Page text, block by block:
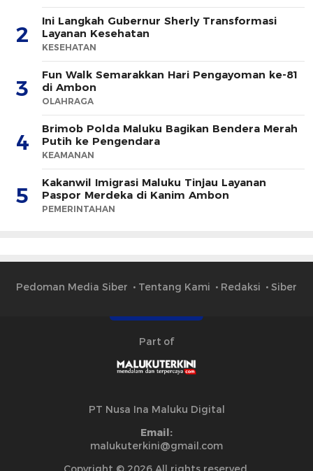
2
Ini Langkah Gubernur Sherly Transformasi
Layanan Kesehatan
KESEHATAN
3
Fun Walk Semarakkan Hari Pengayoman ke-81
di Ambon
OLAHRAGA
4
Brimob Polda Maluku Bagikan Bendera Merah
Putih ke Pengendara
KEAMANAN
5
Kakanwil Imigrasi Maluku Tinjau Layanan
Paspor Merdeka di Kanim Ambon
PEMERINTAHAN
Pedoman Media Siber Tentang Kami Redaksi Siber
Part of
PT Nusa Ina Maluku Digital
Email:
malukuterkini@gmail.com